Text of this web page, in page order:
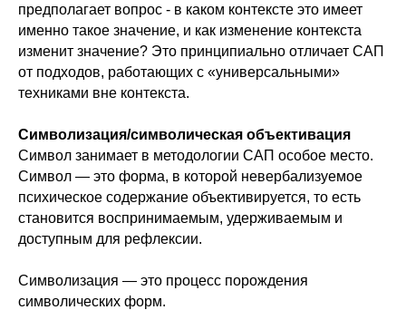
предполагает вопрос - в каком контексте это имеет
именно такое значение, и как изменение контекста
изменит значение? Это принципиально отличает САП
от подходов, работающих с «универсальными»
техниками вне контекста.
Символизация/символическая объективация
Символ занимает в методологии САП особое место.
Символ — это форма, в которой невербализуемое
психическое содержание объективируется, то есть
становится воспринимаемым, удерживаемым и
доступным для рефлексии.
Символизация — это процесс порождения
символических форм.